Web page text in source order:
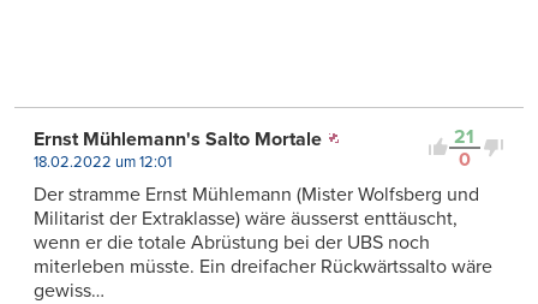
21
0
Ernst Mühlemann's Salto Mortale
18.02.2022 um 12:01
Der stramme Ernst Mühlemann (Mister Wolfsberg und
Militarist der Extraklasse) wäre äusserst enttäuscht,
wenn er die totale Abrüstung bei der UBS noch
miterleben müsste. Ein dreifacher Rückwärtssalto wäre
gewiss…